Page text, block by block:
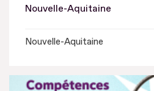
Nouvelle-Aquitaine
Nouvelle-Aquitaine